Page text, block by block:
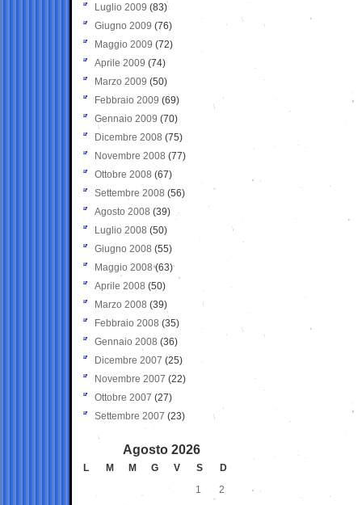
Luglio 2009 (83)
Giugno 2009 (76)
Maggio 2009 (72)
Aprile 2009 (74)
Marzo 2009 (50)
Febbraio 2009 (69)
Gennaio 2009 (70)
Dicembre 2008 (75)
Novembre 2008 (77)
Ottobre 2008 (67)
Settembre 2008 (56)
Agosto 2008 (39)
Luglio 2008 (50)
Giugno 2008 (55)
Maggio 2008(63)
Aprile 2008 (50)
Marzo 2008 (39)
Febbraio 2008 (35)
Gennaio 2008 (36)
Dicembre 2007 (25)
Novembre 2007 (22)
Ottobre 2007 (27)
Settembre 2007 (23)
Agosto 2026
L M M G V S
D
1
2